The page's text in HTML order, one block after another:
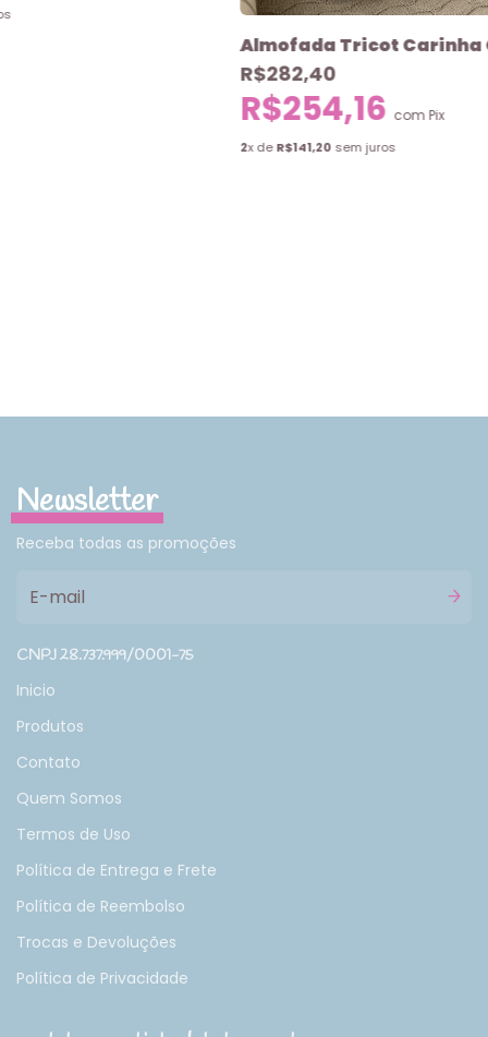
Almofada Tricot Carinha
R$282,40
R$254,16 com Pix
2x deR$141,20 sem juros
Newsletter
Receba todas as promoções
CNPJ 28.737.999/0001-75
Inicio
Produtos
Contato
Quem Somos
Termos de Uso
Política de Entrega e Frete
Política de Reembolso
Trocas e Devoluções
Política de Privacidade